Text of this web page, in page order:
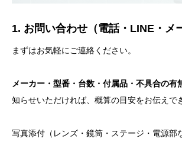
1. お問い合わせ（電話・LINE・メ
まずはお気軽にご連絡ください。
メーカー・型番・台数・付属品・不具合の有
知らせいただければ、概算の目安をお伝えで
写真添付（レンズ・鏡筒・ステージ・電源部